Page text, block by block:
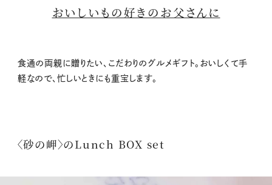
おいしいもの好きのお父さんに
食通の両親に贈りたい、こだわりのグルメギフト。おいしくて手
軽なので、忙しいときにも重宝します。
〈砂の岬〉のLunch BOX set